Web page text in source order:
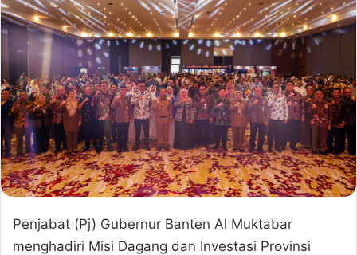
Penjabat (Pj) Gubernur Banten Al Muktabar
menghadiri Misi Dagang dan Investasi Provinsi